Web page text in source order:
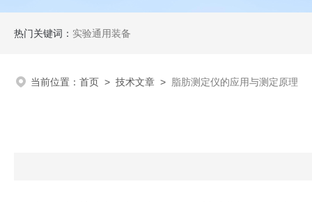
热门关键词： 实验通用装备
当前位置： 首页 > 技术文章 > 脂肪测定仪的应用与测定原理